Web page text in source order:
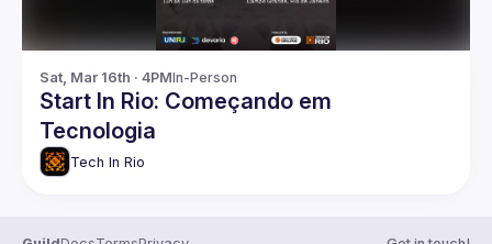
Sat, Mar 16th · 4PMIn-Person
Start In Rio: Começando em
Tecnologia
Tech In Rio